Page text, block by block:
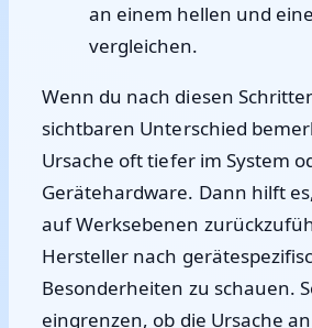
an einem hellen und
vergleichen.
Wenn du nach diesen
sichtbaren Unterschied
Ursache oft tiefer im System
Gerätehardware. Dann hilft
auf Werksebenen
Hersteller nach
Besonderheiten zu schauen.
eingrenzen, ob die Ursache